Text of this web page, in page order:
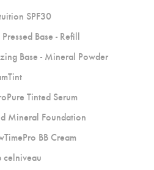
SPF30
Base - Refill
Base - Mineral Powder
Tinted Serum
Mineral Foundation
BB Cream
celniveau